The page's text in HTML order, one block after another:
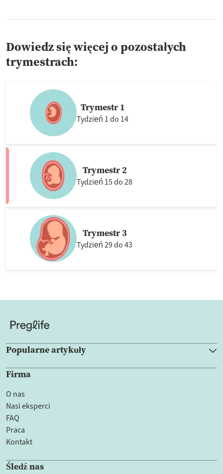
Dowiedz się więcej o pozostałych
trymestrach:
Trymestr 1
Tydzień 1 do 14
Trymestr 2
Tydzień 15 do 28
Trymestr 3
Tydzień 29 do 43
Popularne artykuły
Firma
O nas
Nasi eksperci
FAQ
Praca
Kontakt
Śledź nas